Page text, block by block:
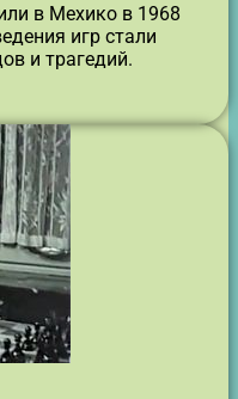
в Мехико в 1968
игр стали
и трагедий.